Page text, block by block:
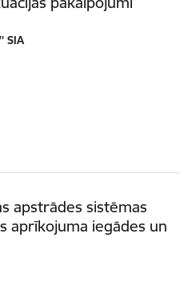
SIA
apstrādes sistēmas
aprīkojuma iegādes un